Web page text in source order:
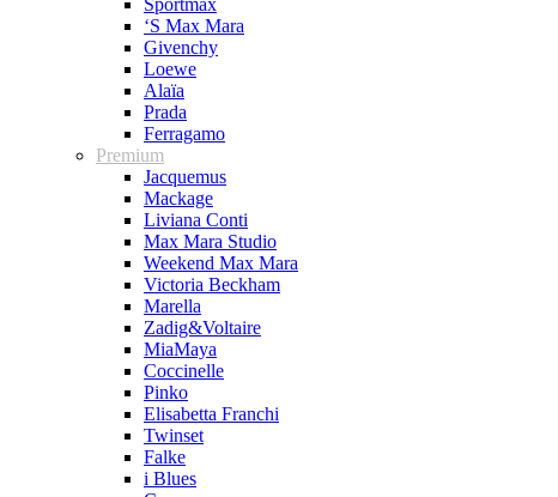
Sportmax
‘S Max Mara
Givenchy
Loewe
Alaïa
Prada
Ferragamo
Premium
Jacquemus
Mackage
Liviana Conti
Max Mara Studio
Weekend Max Mara
Victoria Beckham
Marella
Zadig&Voltaire
MiaMaya
Coccinelle
Pinko
Elisabetta Franchi
Twinset
Falke
i Blues